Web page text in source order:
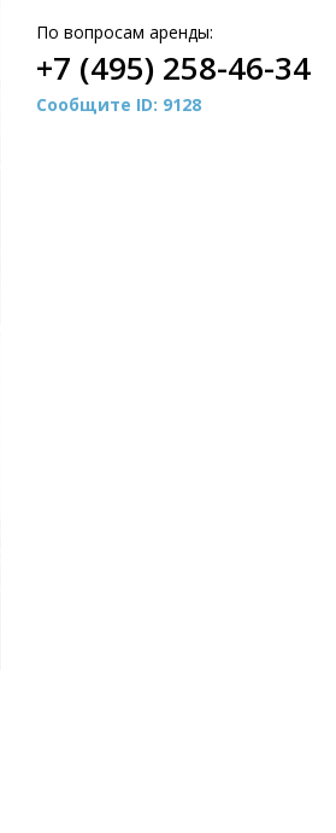
По вопросам аренды:
+7 (495) 258-46-34
Сообщите ID: 9128